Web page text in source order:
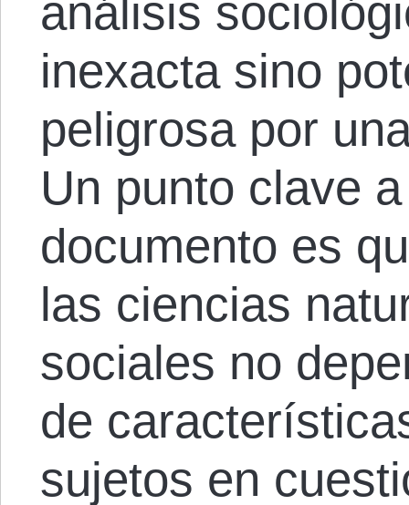
análisis
inexacta sino
peligrosa por
Un punto clave
documento es
las ciencias
sociales no
de
sujetos en